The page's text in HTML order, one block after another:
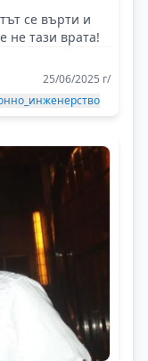
се върти и
не тази врата!
25/06/2025 г/